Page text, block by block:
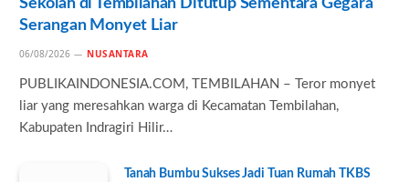
Sekolah di Tembilahan Ditutup Sementara Gegara
Serangan Monyet Liar
06/08/2026 NUSANTARA
PUBLIKAINDONESIA.COM, TEMBILAHAN – Teror monyet
liar yang meresahkan warga di Kecamatan Tembilahan,
Kabupaten Indragiri Hilir…
Tanah Bumbu Sukses Jadi Tuan Rumah TKBS